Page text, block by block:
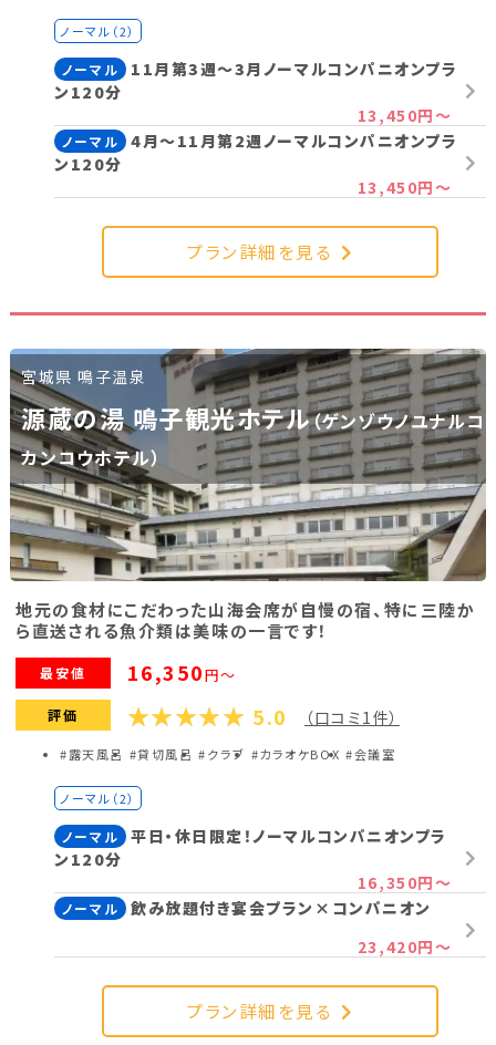
三重県(9)
中部
新潟県(13) 山梨県(19)
長野県(14)
石川県(7)
四国
香川県(1) 愛媛県(1)
九州・沖縄
福岡県(2) 熊本県(2)
ノーマル（2）
ノーマル
11月第3週～3月ノーマルコンパニオンプラ
ン120分
13,450円～
ノーマル
4月～11月第2週ノーマルコンパニオンプラ
ン120分
13,450円～
プラン詳細を見る
宮城県 鳴子温泉
源蔵の湯 鳴子観光ホテル（ゲンゾウノユナルコ
カンコウホテル）
地元の食材にこだわった山海会席が自慢の宿、特に三陸か
ら直送される魚介類は美味の一言です！
最安値 16,350円～
評価 5.0 （口コミ1件）
#露天風呂 #貸切風呂 #クラブ #カラオケBOX #会議室
ノーマル（2）
ノーマル
平日・休日限定！ノーマルコンパニオンプラ
ン120分
16,350円～
ノーマル
飲み放題付き宴会プラン×コンパニオン
23,420円～
プラン詳細を見る